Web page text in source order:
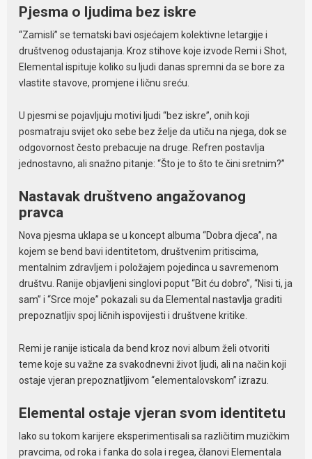
Pjesma o ljudima bez iskre
“Zamisli” se tematski bavi osjećajem kolektivne letargije i
društvenog odustajanja. Kroz stihove koje izvode Remi i Shot,
Elemental ispituje koliko su ljudi danas spremni da se bore za
vlastite stavove, promjene i ličnu sreću.
U pjesmi se pojavljuju motivi ljudi “bez iskre”, onih koji
posmatraju svijet oko sebe bez želje da utiču na njega, dok se
odgovornost često prebacuje na druge. Refren postavlja
jednostavno, ali snažno pitanje: “Što je to što te čini sretnim?”
Nastavak društveno angažovanog
pravca
Nova pjesma uklapa se u koncept albuma “Dobra djeca”, na
kojem se bend bavi identitetom, društvenim pritiscima,
mentalnim zdravljem i položajem pojedinca u savremenom
društvu. Ranije objavljeni singlovi poput “Bit ću dobro”, “Nisi ti, ja
sam” i “Srce moje” pokazali su da Elemental nastavlja graditi
prepoznatljiv spoj ličnih ispovijesti i društvene kritike.
Remi je ranije isticala da bend kroz novi album želi otvoriti
teme koje su važne za svakodnevni život ljudi, ali na način koji
ostaje vjeran prepoznatljivom “elementalovskom” izrazu.
Elemental ostaje vjeran svom identitetu
Iako su tokom karijere eksperimentisali sa različitim muzičkim
pravcima, od roka i fanka do sola i regea, članovi Elementala